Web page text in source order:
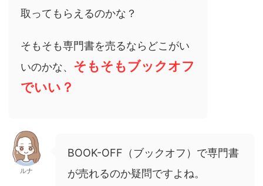
取ってもらえるのかな？
そもそも専門書を売るならどこがい
いのかな、 そもそもブックオフ
でいい？
ルナ
BOOK-OFF（ブックオフ）で専門書
が売れるのか疑問ですよね。